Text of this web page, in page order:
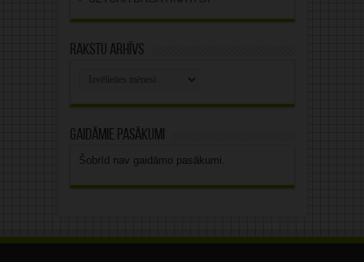
Rakstu arhīvs
Gaidāmie pasākumi
Šobrīd nav gaidāmo pasākumi.